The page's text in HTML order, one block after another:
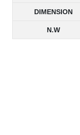
DIMENSION
N.W